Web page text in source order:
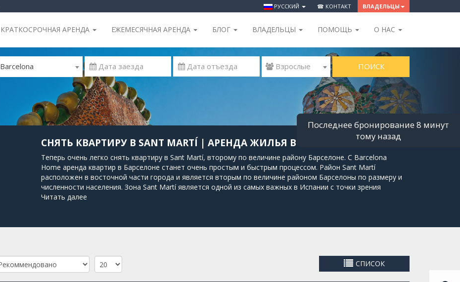
РУССКИЙ ☎ КОНТАКТ ВЛАДЕЛЬЦЫ
КРАТКОСРОЧНАЯ АРЕНДА ЕЖЕМЕСЯЧНАЯ АРЕНДА БЛОГ ВЛАДЕЛЬЦЫ ПОМОЩЬ O НАС
Barcelona  Взрослые ПОИСК
СНЯТЬ КВАРТИРУ В SANT MARTÍ | АРЕНДА ЖИЛЬЯ В БАРСЕЛОНЕ
Теперь очень легко снять квартиру в Sant Martí, второму по величине району Барселоне. С Barcelona
Home аренда квартир в Барселоне станет очень простым и быстрым процессом. Район Sant Martí
расположен в восточной части города и является вторым по величине районом Барселоны по размеру и
численности населения. Зона Sant Martí является одной из самых важных в Испании с точки зрения
промышленности. В настоящее время Sant Martí является одним из самых оживленных районов
Почему вы захотите снять квартиру в Sant Martí? Причин много. Во-первых, потому что именно здесь
развлекательными заведениями. Он также находится недалеко от центра города и хорошо связан с
линиями метро и автобусами. В этом районе также есть некоторые туристические
достопримечательности, такие как Museu de Ciències Naturals de Barcelona и Parc del Fòrum, где обычно
Читать далее
СПИСОК
Последнее бронирование 8 минут
тому назад